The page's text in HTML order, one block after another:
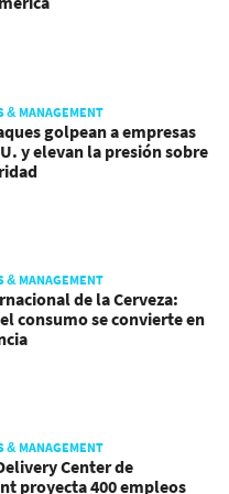
& MANAGEMENT
golpean a empresas
y elevan la presión sobre
& MANAGEMENT
de la Cerveza:
consumo se convierte en
& MANAGEMENT
Center de
proyecta 400 empleos